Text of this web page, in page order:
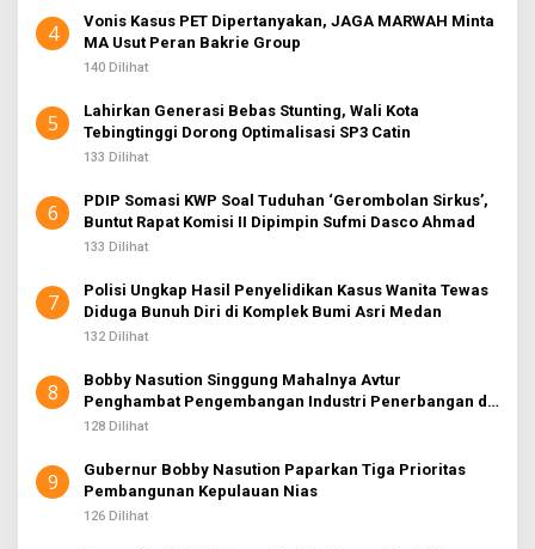
4
Vonis Kasus PET Dipertanyakan, JAGA MARWAH Minta
MA Usut Peran Bakrie Group
140 Dilihat
5
Lahirkan Generasi Bebas Stunting, Wali Kota
Tebingtinggi Dorong Optimalisasi SP3 Catin
133 Dilihat
6
PDIP Somasi KWP Soal Tuduhan ‘Gerombolan Sirkus’,
Buntut Rapat Komisi II Dipimpin Sufmi Dasco Ahmad
133 Dilihat
7
Polisi Ungkap Hasil Penyelidikan Kasus Wanita Tewas
Diduga Bunuh Diri di Komplek Bumi Asri Medan
132 Dilihat
8
Bobby Nasution Singgung Mahalnya Avtur
Penghambat Pengembangan Industri Penerbangan di
Sumut
128 Dilihat
9
Gubernur Bobby Nasution Paparkan Tiga Prioritas
Pembangunan Kepulauan Nias
126 Dilihat